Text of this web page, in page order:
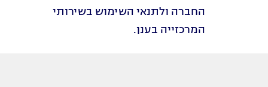
החברה ולתנאי השימוש בשירותי
המרכזייה בענן.